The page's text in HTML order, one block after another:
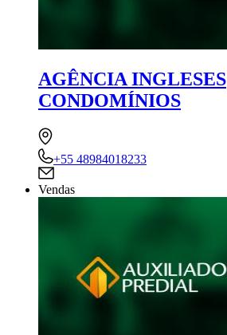
AGÊNCIA INGLESES
CONDOMÍNIOS
+55 48984018233
Vendas